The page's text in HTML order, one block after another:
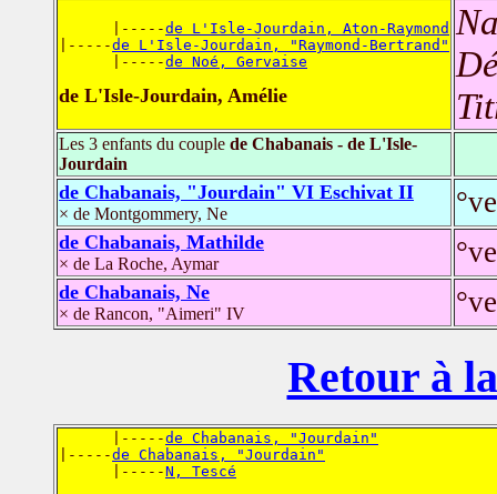
      |-----
de L'Isle-Jourdain, Aton-Raymond
|-----de L'Isle-Jourdain, "Raymond-Bertrand"
      |-----
de Noé, Gervaise
de L'Isle-Jourdain, Amélie
Les 3 enfants du couple de Chabanais - de L'Isle-
Jourdain
de Chabanais, "Jourdain" VI Eschivat II
× de Montgommery, Ne
de Chabanais, Mathilde
× de La Roche, Aymar
de Chabanais, Ne
× de Rancon, "Aimeri" IV
Retour à
      |-----
de Chabanais, "Jourdain"
|-----de Chabanais, "Jourdain"
      |-----
N, Tescé